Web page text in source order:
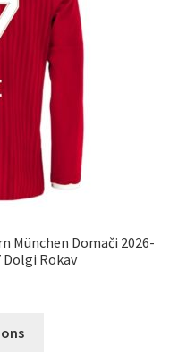
na
strani
izdelka
München Domači 2026-
Dolgi Rokav